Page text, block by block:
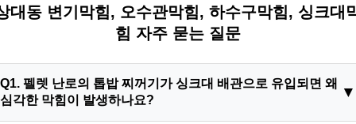
대동 변기막힘, 오수관막힘, 하수구막힘, 싱크대
힘 자주 묻는 질문
Q1. 펠렛 난로의 톱밥 찌꺼기가 싱크대 배관으로 유입되면 왜
심각한 막힘이 발생하나요?
▼